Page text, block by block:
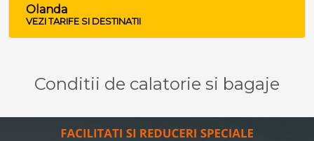
Olanda
VEZI TARIFE SI DESTINATII
Conditii de calatorie si bagaje